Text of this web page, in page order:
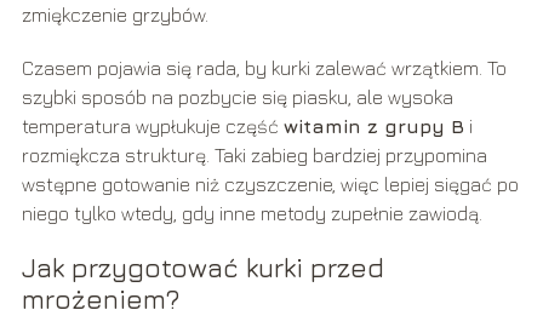
zmiękczenie grzybów.
Czasem pojawia się rada, by kurki zalewać wrzątkiem. To
szybki sposób na pozbycie się piasku, ale wysoka
temperatura wypłukuje część witamin z grupy B i
rozmiękcza strukturę. Taki zabieg bardziej przypomina
wstępne gotowanie niż czyszczenie, więc lepiej sięgać po
niego tylko wtedy, gdy inne metody zupełnie zawiodą.
Jak przygotować kurki przed
mrożeniem?